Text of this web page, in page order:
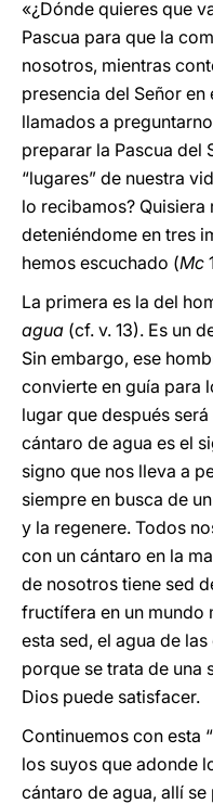
«¿Dónde quieres que
Pascua para que la
nosotros, mientras
presencia del Señor
llamados a
preparar la Pascua del
“lugares” de nuestra
lo recibamos?
deteniéndome en tres
hemos escuchado (Mc
La primera es la del
agua (cf. v. 13). Es un
Sin embargo, ese
convierte en guía para
lugar que después
cántaro de agua es el
signo que nos lleva a
siempre en busca de
y la regenere. Todos
con un cántaro en la
de nosotros tiene sed
fructífera en un mundo
esta sed, el agua de
porque se trata de una
Dios puede satisfacer.
Continuemos con esta
los suyos que adonde
cántaro de agua, allí